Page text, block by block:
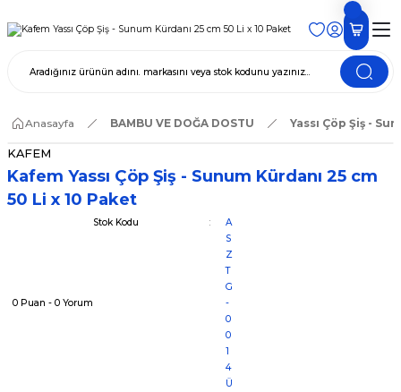
Anasayfa BAMBU VE DOĞA DOSTU Yassı Çöp Şiş -
KAFEM
Kafem Yassı Çöp Şiş - Sunum Kürdanı 25 cm
50 Li x 10 Paket
0 Puan - 0 Yorum
Stok Kodu
A
S
Z
T
G
-
0
0
1
4
Ü